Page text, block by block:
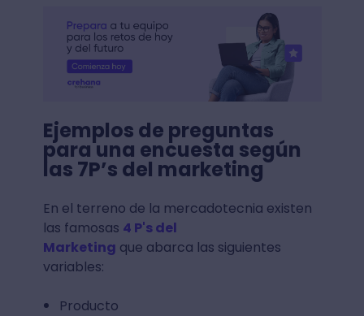
Ejemplos de preguntas
para una encuesta según
las 7P’s del marketing
En el terreno de la mercadotecnia existen
las famosas 4 P's del
Marketing que abarca las siguientes
variables:
Producto